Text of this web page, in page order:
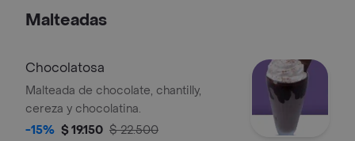
Malteadas
Chocolatosa
Malteada de chocolate, chantilly,
cereza y chocolatina.
-15% $ 19.150 $ 22.500